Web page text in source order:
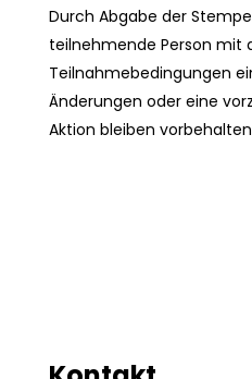
Durch Abgabe der
teilnehmende Person mit
Teilnahmebedingungen
Änderungen oder eine
Aktion bleiben